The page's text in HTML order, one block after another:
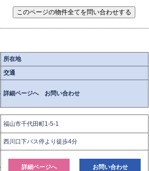
所在地
交通
詳細ページへ お問い合わせ
福山市千代田町1-5-1
西川口下バス停より徒歩4分
詳細ページへ
お問い合わせ